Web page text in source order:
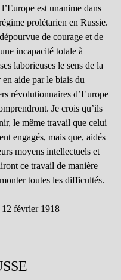
est unanime dans
prolétarien en Russie.
de courage et de
incapacité totale à
laborieuses le sens de la
aide par le biais du
révolutionnaires d’Europe
Je crois qu’ils
le même travail que celui
engagés, mais que, aidés
moyens intellectuels et
ce travail de manière
toutes les difficultés.
février 1918